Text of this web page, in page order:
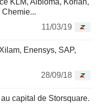
11/03/19
Enensys, SAP,
28/09/18
capital de Storsquare.